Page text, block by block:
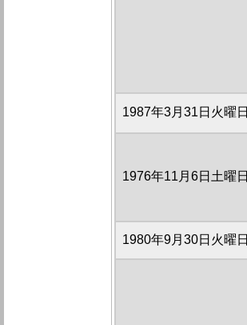
1987年3月31日火曜日
1976年11月6日土曜日
1980年9月30日火曜日